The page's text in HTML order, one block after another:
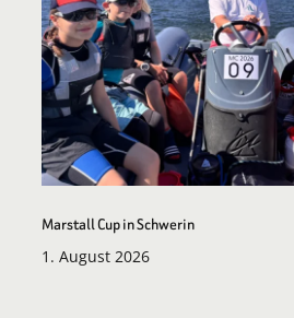
Marstall Cup in Schwerin
1. August 2026